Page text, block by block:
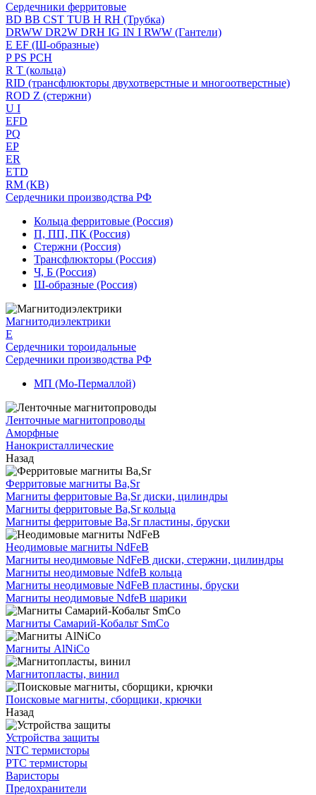
Сердечники ферритовые
BD BB CST TUB H RH (Трубка)
DRWW DR2W DRH IG IN I RWW (Гантели)
E EF (Ш-образные)
P PS PCH
R T (кольца)
RID (трансфлюкторы двухотверстные и многоотверстные)
ROD Z (стержни)
U I
EFD
PQ
EP
ER
ETD
RM (КВ)
Сердечники производства РФ
Кольца ферритовые (Россия)
П, ПП, ПК (Россия)
Стержни (Россия)
Трансфлюкторы (Россия)
Ч, Б (Россия)
Ш-образные (Россия)
Магнитодиэлектрики
E
Сердечники тороидальные
Сердечники производства РФ
МП (Мо-Пермаллой)
Ленточные магнитопроводы
Аморфные
Нанокристаллические
Назад
Ферритовые магниты Ba,Sr
Магниты ферритовые Ba,Sr диски, цилиндры
Магниты ферритовые Ba,Sr кольца
Магниты ферритовые Ba,Sr пластины, бруски
Неодимовые магниты NdFeB
Магниты неодимовые NdFeB диски, стержни, цилиндры
Магниты неодимовые NdfeB кольца
Магниты неодимовые NdFeB пластины, бруски
Магниты неодимовые NdfeB шарики
Магниты Самарий-Кобальт SmCo
Магниты AlNiCo
Магнитопласты, винил
Поисковые магниты, сборщики, крючки
Назад
Устройства защиты
NTC термисторы
PTC термисторы
Варисторы
Предохранители